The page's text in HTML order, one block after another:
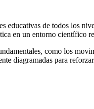
educativas de todos los
en un entorno científico
como los
diagramadas para